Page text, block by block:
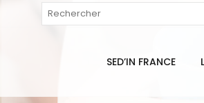
SED’IN FRANCE